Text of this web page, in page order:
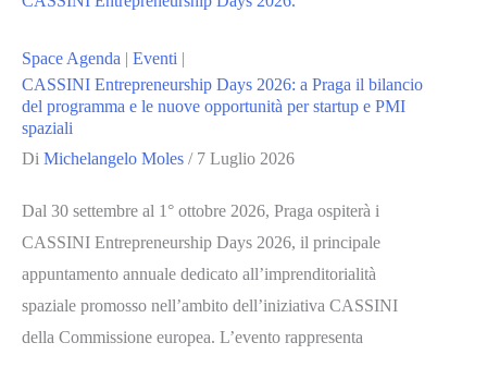
gestione
dei
rischi
climatici
finanza
e
nelle
assicurazioni
Space Agenda | Eventi |
CASSINI Entrepreneurship Days 2026: a Praga il bilancio
del programma e le nuove opportunità per startup e PMI
spaziali
Di Michelangelo Moles / 7 Luglio 2026
Dal 30 settembre al 1° ottobre 2026, Praga ospiterà i
CASSINI Entrepreneurship Days 2026, il principale
appuntamento annuale dedicato all’imprenditorialità
spaziale promosso nell’ambito dell’iniziativa CASSINI
della Commissione europea. L’evento rappresenta